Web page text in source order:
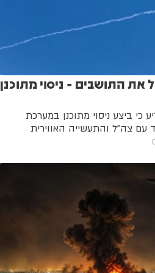
את התושבים - ניסוי מתוכנן
כי ביצע ניסוי מתוכנן במערכת
עם צה"ל והתעשייה האווירית